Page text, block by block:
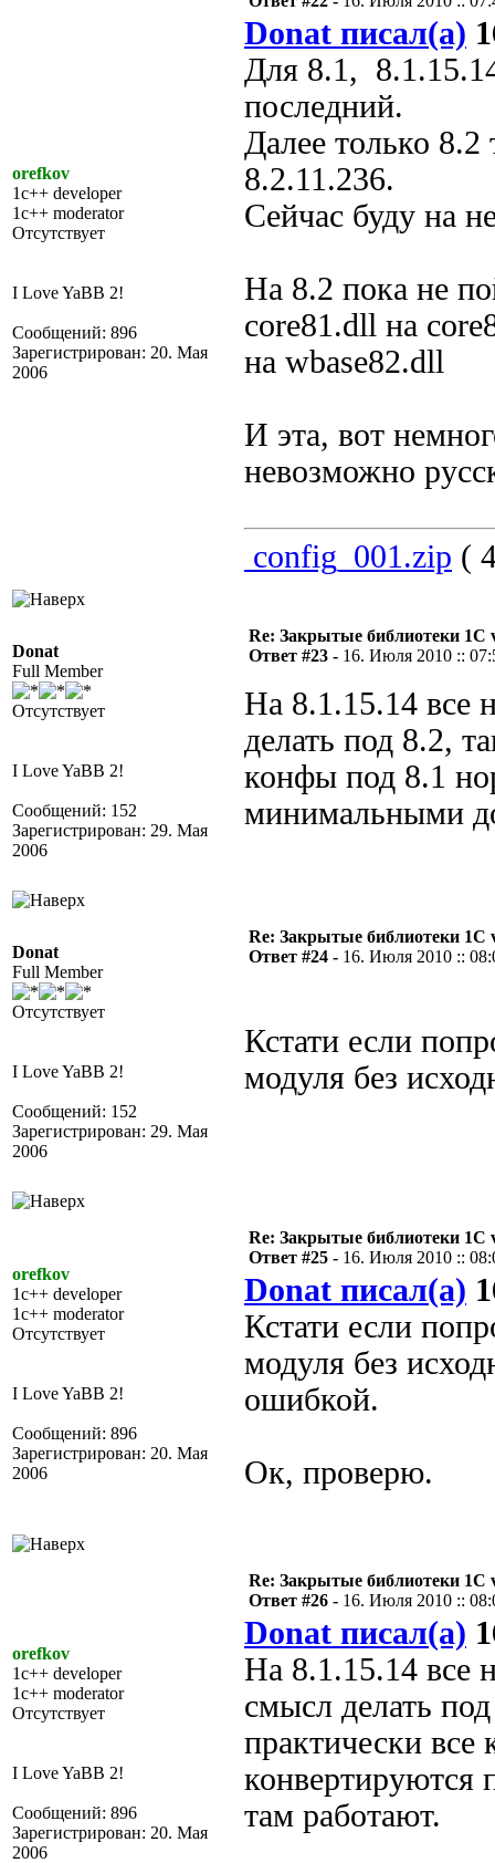
orefkov
1c++ developer
1c++ moderator
Отсутствует
I Love YaBB 2!
Сообщений: 896
Зарегистрирован: 20. Мая
2006
Donat писал(а)
Для 8.1,
последний.
Далее только
8.2.11.236.
Сейчас буду на
На 8.2 пока не
core81.dll на
на wbase82.dll
И эта, вот
невозможно
config_001.zip (
Donat
Full Member
Отсутствует
I Love YaBB 2!
Сообщений: 152
Зарегистрирован: 29. Мая
2006
Re: Закрытые библиотеки 1С
Ответ #23 - 16. Июля 2010 ::
На 8.1.15.14 все
делать под 8.2,
конфы под 8.1
минимальными
Donat
Full Member
Отсутствует
I Love YaBB 2!
Сообщений: 152
Зарегистрирован: 29. Мая
2006
Re: Закрытые библиотеки 1С
Ответ #24 - 16. Июля 2010 ::
Кстати если
модуля без
orefkov
1c++ developer
1c++ moderator
Отсутствует
I Love YaBB 2!
Сообщений: 896
Зарегистрирован: 20. Мая
2006
Re: Закрытые библиотеки 1С
Ответ #25 - 16. Июля 2010 ::
Donat писал(а)
Кстати если
модуля без
ошибкой.
Ок, проверю.
orefkov
1c++ developer
1c++ moderator
Отсутствует
I Love YaBB 2!
Сообщений: 896
Зарегистрирован: 20. Мая
2006
Re: Закрытые библиотеки 1С
Ответ #26 - 16. Июля 2010 ::
Donat писал(а)
На 8.1.15.14 все
смысл делать
практически
конвертируются
там работают.